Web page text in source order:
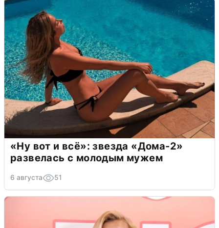
«Ну вот и всё»: звезда «Дома-2»
развелась с молодым мужем
6 августа 51